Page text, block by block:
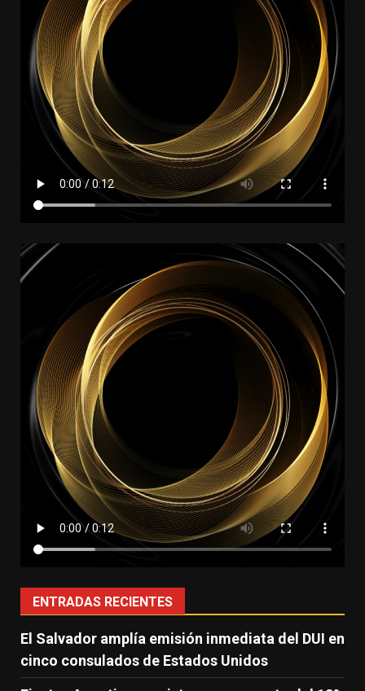
ENTRADAS RECIENTES
El Salvador amplía emisión inmediata del DUI en
cinco consulados de Estados Unidos